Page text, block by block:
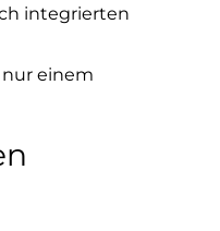
integrierten
einem